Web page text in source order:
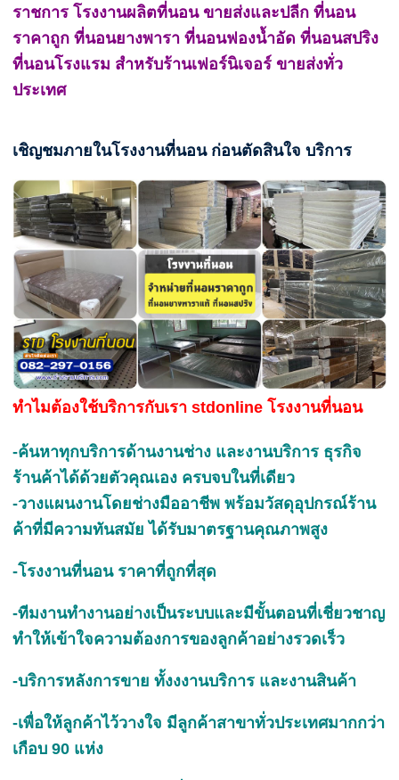
ราชการ โรงงานผลิตที่นอน ขายส่งและปลีก ที่นอน
ราคาถูก ที่นอนยางพารา ที่นอนฟองน้ำอัด ที่นอนสปริง
ที่นอนโรงแรม สำหรับร้านเฟอร์นิเจอร์ ขายส่งทั่ว
ประเทศ
เชิญชมภายในโรงงานที่นอน ก่อนตัดสินใจ บริการ
ทำไมต้องใช้บริการกับเรา stdonline โรงงานที่นอน
-ค้นหาทุกบริการด้านงานช่าง และงานบริการ ธุรกิจ
ร้านค้าได้ด้วยตัวคุณเอง ครบจบในที่เดียว
-วางแผนงานโดยช่างมืออาชีพ พร้อมวัสดุอุปกรณ์ร้าน
ค้าที่มีความทันสมัย ได้รับมาตรฐานคุณภาพสูง
-โรงงานที่นอน ราคาที่ถูกที่สุด
-ทีมงานทำงานอย่างเป็นระบบและมีขั้นตอนที่เชี่ยวชาญ
ทำให้เข้าใจความต้องการของลูกค้าอย่างรวดเร็ว
-บริการหลังการขาย ทั้งงงานบริการ และงานสินค้า
-เพื่อให้ลูกค้าไว้วางใจ มีลูกค้าสาขาทั่วประเทศมากกว่า
เกือบ 90 แห่ง